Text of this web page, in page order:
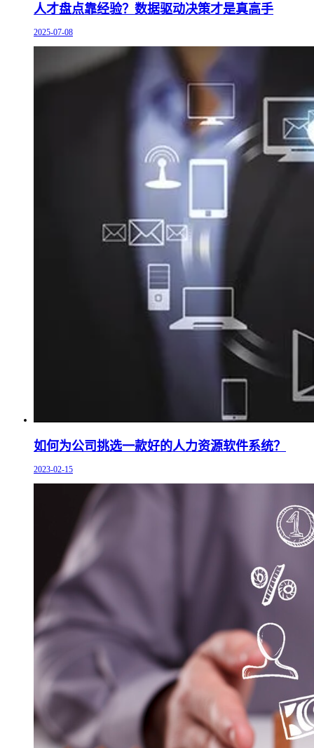
人才盘点靠经验？数据驱动决策才是真高手
2025-07-08
如何为公司挑选一款好的人力资源软件系统？
2023-02-15